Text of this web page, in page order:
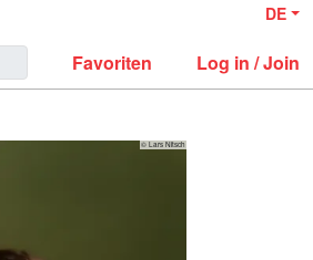
DE
Favoriten Log in / Join
© Lars Nitsch